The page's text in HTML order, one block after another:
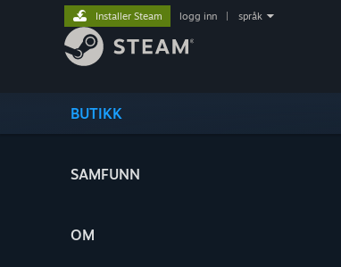
BUTIKK
SAMFUNN
OM
Installer Steam logg inn språk